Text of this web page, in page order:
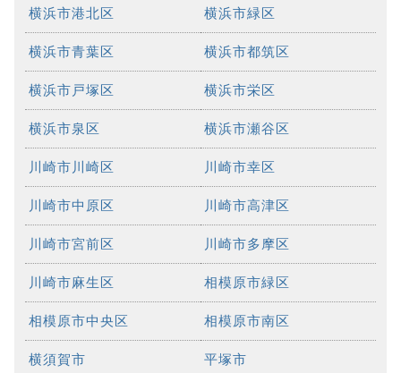
横浜市港北区 横浜市緑区
横浜市青葉区 横浜市都筑区
横浜市戸塚区 横浜市栄区
横浜市泉区 横浜市瀬谷区
川崎市川崎区 川崎市幸区
川崎市中原区 川崎市高津区
川崎市宮前区 川崎市多摩区
川崎市麻生区 相模原市緑区
相模原市中央区 相模原市南区
横須賀市 平塚市